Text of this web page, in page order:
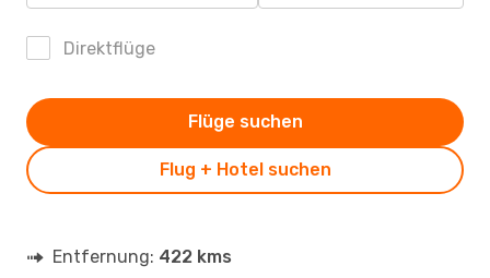
Direktflüge
Flug + Hotel suchen
Flüge suchen
Entfernung: 422 kms